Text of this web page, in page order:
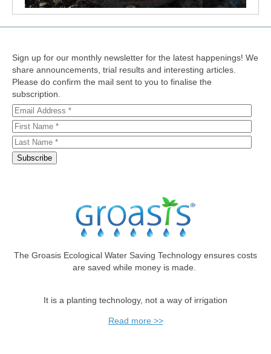
Sign up for our monthly newsletter for the latest happenings! We
share announcements, trial results and interesting articles.
Please do confirm the mail sent to you to finalise the
subscription.
The Groasis Ecological Water Saving Technology ensures costs
are saved while money is made.
It is a planting technology, not a way of irrigation
Read more >>